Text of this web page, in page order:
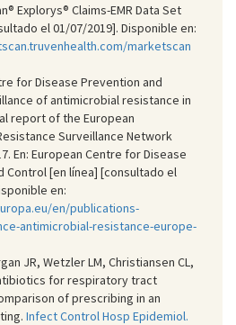
Explorys® Claims-EMR Data Set
el 01/07/2019]. Disponible en:
marketscan
for Disease Prevention and
of antimicrobial resistance in
report of the European
Surveillance Network
En: European Centre for Disease
Control [en línea] [consultado el
en:
en/publications-
antimicrobial-resistance-europe-
JR, Wetzler LM, Christiansen CL,
for respiratory tract
of prescribing in an
Infect Control Hosp Epidemiol.